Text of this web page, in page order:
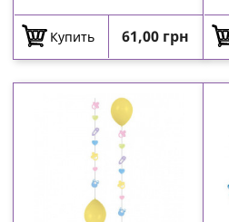
Купить Цена
61,00 грн